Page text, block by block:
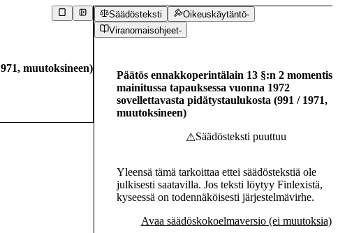
, muutoksineen)
Säädösteksti Oikeuskäytäntö-
Viranomaisohjeet-
Päätös ennakkoperintälain 13 §:n 2
mainitussa tapauksessa vuonna 1972
sovellettavasta pidätystaulukosta (991 / 1971,
muutoksineen)
⚠Säädösteksti puuttuu
Yleensä tämä tarkoittaa ettei säädöstekstiä ole
julkisesti saatavilla. Jos teksti löytyy Finlexistä,
kyseessä on todennäköisesti järjestelmävirhe.
Avaa säädöskokoelmaversio (ei muutoksia)